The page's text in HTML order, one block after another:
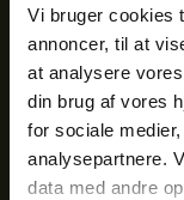
Vi bruger cookies
annoncer, til at
at analysere
din brug af vores
for sociale
analysepartnere.
data med andre
Platin
699 DKK